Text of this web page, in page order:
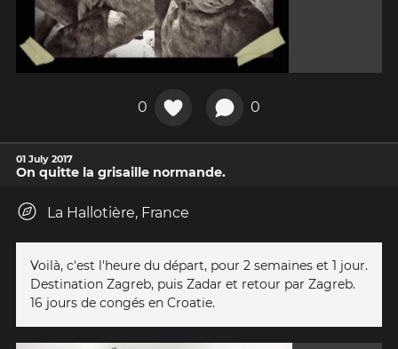
0 0
01 July 2017
On quitte la grisaille normande.
La Hallotière, France
Voilà, c'est l'heure du départ, pour 2 semaines et 1 jour.
Destination Zagreb, puis Zadar et retour par Zagreb.
16 jours de congés en Croatie.